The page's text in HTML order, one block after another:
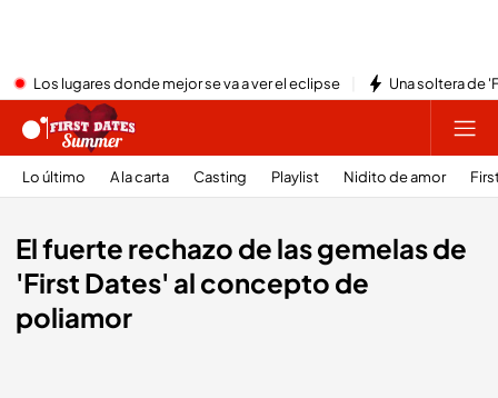
Los lugares donde mejor se va a ver el eclipse Una soltera de
Lo último A la carta Casting Playlist Nidito de amor
El fuerte rechazo de las gemelas de
'First Dates' al concepto de
poliamor